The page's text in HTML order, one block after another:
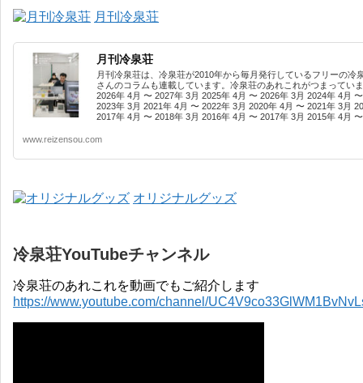
月刊冷泉荘
月刊冷泉荘
月刊冷泉荘は、冷泉荘が2010年から毎月発行しているフリーの
さんのコラムも連載しています。冷泉荘のあれこれがつまってい
2026年 4月 〜 2027年 3月 2025年 4月 〜 2026年 3月 2024年 4月
2023年 3月 2021年 4月 〜 2022年 3月 2020年 4月 〜 2021年 3月
2017年 4月 〜 2018年 3月 2016年 4月 〜 2017年 3月 2015年 4月
www.reizensou.com
オリジナルグッズ
冷泉荘YouTubeチャンネル
冷泉荘のあれこれを動画でもご紹介します
https://www.youtube.com/channel/